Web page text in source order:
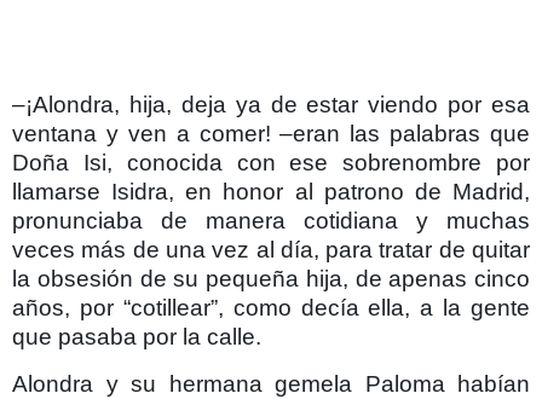
–¡Alondra, hija, deja ya de estar viendo por esa
ventana y ven a comer! –eran las palabras que
Doña Isi, conocida con ese sobrenombre por
llamarse Isidra, en honor al patrono de Madrid,
pronunciaba de manera cotidiana y muchas
veces más de una vez al día, para tratar de quitar
la obsesión de su pequeña hija, de apenas cinco
años, por “cotillear”, como decía ella, a la gente
que pasaba por la calle.
Alondra y su hermana gemela Paloma habían